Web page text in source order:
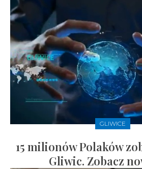
GLIWICE
15 milionów Polaków
Gliwic. Zobacz